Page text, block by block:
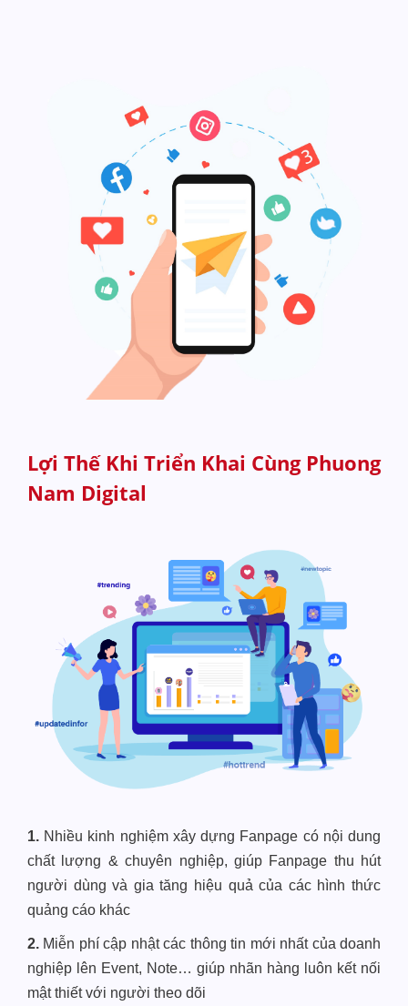
Lợi Thế Khi Triển Khai Cùng Phuong
Nam Digital
1. Nhiều kinh nghiệm xây dựng Fanpage có nội dung
chất lượng & chuyên nghiệp, giúp Fanpage thu hút
người dùng và gia tăng hiệu quả của các hình thức
quảng cáo khác
2. Miễn phí cập nhật các thông tin mới nhất của doanh
nghiệp lên Event, Note… giúp nhãn hàng luôn kết nối
mật thiết với người theo dõi